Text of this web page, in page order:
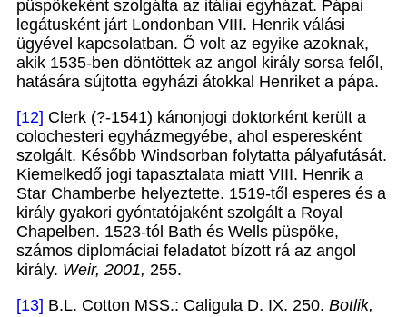
püspökeként szolgálta az itáliai egyházat. Pápai
legátusként járt Londonban VIII. Henrik válási
ügyével kapcsolatban. Ő volt az egyike azoknak,
akik 1535-ben döntöttek az angol király sorsa felől,
hatására sújtotta egyházi átokkal Henriket a pápa.
[12] Clerk (?-1541) kánonjogi doktorként került a
colochesteri egyházmegyébe, ahol esperesként
szolgált. Később Windsorban folytatta pályafutását.
Kiemelkedő jogi tapasztalata miatt VIII. Henrik a
Star Chamberbe helyeztette. 1519-től esperes és a
király gyakori gyóntatójaként szolgált a Royal
Chapelben. 1523-tól Bath és Wells püspöke,
számos diplomáciai feladatot bízott rá az angol
király. Weir, 2001, 255.
[13] B.L. Cotton MSS.: Caligula D. IX. 250. Botlik,